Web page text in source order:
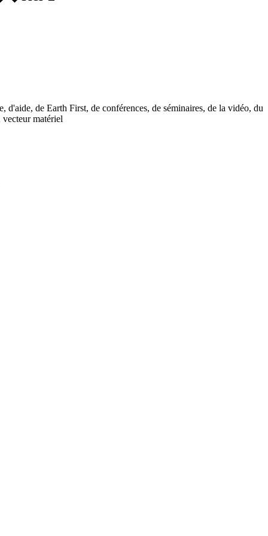
de Earth First, de conférences, de séminaires, de la vidéo, du
matériel